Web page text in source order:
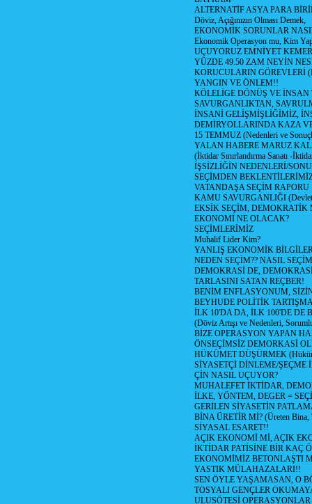
ALTERNATİF ASYA PARA
Döviz, Açığınızın Olması Demek,
EKONOMİK SORUNLAR
Ekonomik Operasyon mu, Kim
UÇUYORUZ EMNİYET
YÜZDE 49.50 ZAM NEYİN
KORUCULARIN GÖREVLERİ
YANGIN VE ÖNLEM!!
KÖLELİGE DÖNÜŞ VE İNSAN
SAVURGANLIKTAN,
İNSANİ GELİŞMİŞLİĞİMİZ,
DEMİRYOLLARINDA KAZA
15 TEMMUZ (Nedenleri ve
YALAN HABERE MARUZ
(İktidar Sınırlandırma Sanatı -
İŞSİZLİĞİN NEDENLERİ/
SEÇİMDEN
VATANDAŞA SEÇİM RAPORU
KAMU SAVURGANLIĞI (Devlet
EKSİK SEÇİM, DEMOKRATİK
EKONOMİ NE OLACAK?
SEÇİMLERİMİZ
Muhalif Lider Kim?
YANLIŞ EKONOMİK
NEDEN SEÇİM?? NASIL
DEMOKRASİ DE,
TARLASINI SATAN REÇBER!
BENİM ENFLASYONUM,
BEYHUDE POLİTİK
İLK 10'DA DA, İLK 100'DE DE
(Döviz Artışı ve Nedenleri,
BİZE OPERASYON YAPAN
ÖNSEÇİMSİZ DEMORKASİ
HÜKÜMET DÜŞÜRMEK
SİYASETÇİ DİNLEME/ŞEÇME
ÇİN NASIL UÇUYOR?
MUHALEFET İKTİDAR,
İLKE, YÖNTEM, DEGER =
GERİLEN SİYASETİN
BİNA ÜRETİR Mİ? (Üreten Bina,
SİYASAL ESARET!!
AÇIK EKONOMİ Mİ, AÇIK
İKTİDAR PATİSİNE BİR KAÇ
EKONOMİMİZ BETONLAŞTI
YASTIK MÜLAHAZALARI!!
SEN ÖYLE YAŞAMASAN, O
TOSYALI GENÇLER
ULUSÖTESİ OPERASYONLAR